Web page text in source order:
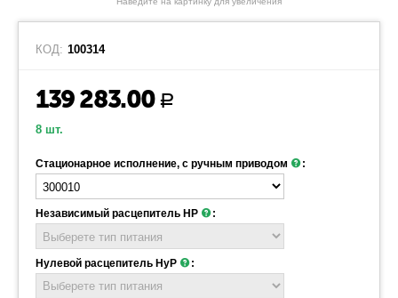
КОД: 100314
139 283.00 Р
8 шт.
Стационарное исполнение, с ручным приводом :
Независимый расцепитель НР :
Нулевой расцепитель НуР :